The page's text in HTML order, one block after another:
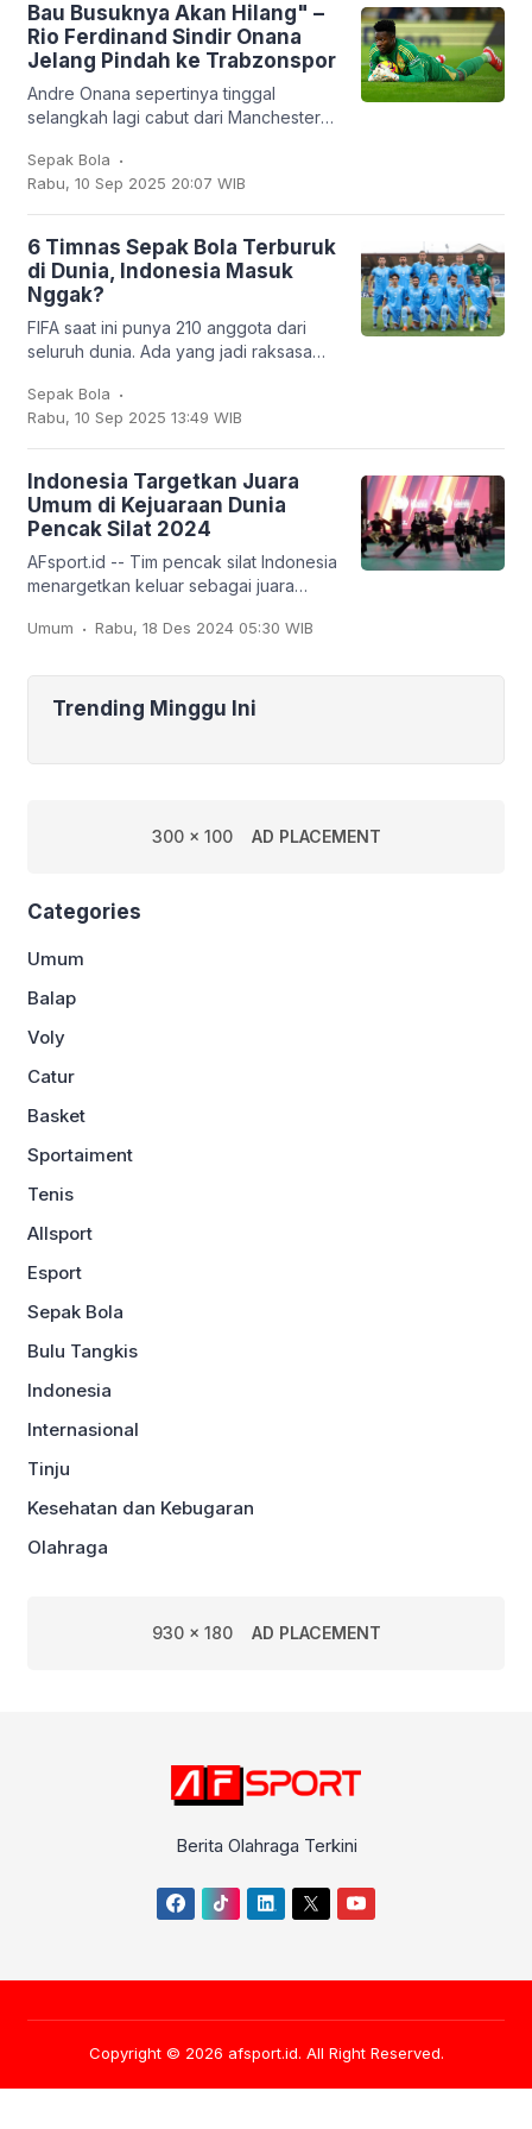
Bau Busuknya Akan Hilang" –
Rio Ferdinand Sindir Onana
Jelang Pindah ke Trabzonspor
Andre Onana sepertinya tinggal
selangkah lagi cabut dari Manchester
dipinjamkan ke klub Turki,
Trabzonspor. Dan
Sepak Bola .
Rabu, 10 Sep 2025 20:07 WIB
6 Timnas Sepak Bola Terburuk
di Dunia, Indonesia Masuk
Nggak?
FIFA saat ini punya 210 anggota dari
seluruh dunia. Ada yang jadi raksasa
Argentina, hingga Prancis, tapi ada juga
tim
Sepak Bola .
Rabu, 10 Sep 2025 13:49 WIB
Indonesia Targetkan Juara
Umum di Kejuaraan Dunia
Pencak Silat 2024
AFsport.id -- Tim pencak silat Indonesia
menargetkan keluar sebagai juara
Silat ke-20 dan Kejuaraan Dunia
Umum . Rabu, 18 Des 2024 05:30 WIB
Trending Minggu Ini
300 x 100 AD PLACEMENT
Categories
Umum
Balap
Voly
Catur
Basket
Sportaiment
Tenis
Allsport
Esport
Sepak Bola
Bulu Tangkis
Indonesia
Internasional
Tinju
Kesehatan dan Kebugaran
Olahraga
930 x 180 AD PLACEMENT
Berita Olahraga Terkini
Copyright © 2026 afsport.id. All Right Reserved.